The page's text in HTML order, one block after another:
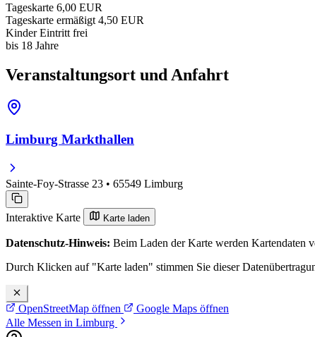
Tageskarte 6,00 EUR
Tageskarte ermäßigt 4,50 EUR
Kinder Eintritt frei
bis 18 Jahre
Veranstaltungsort und Anfahrt
Limburg Markthallen
Sainte-Foy-Strasse 23 • 65549 Limburg
Interaktive Karte Karte laden
Datenschutz-Hinweis: Beim Laden der Karte werden Kartendaten
Durch Klicken auf "Karte laden" stimmen Sie dieser
OpenStreetMap öffnen
Google Maps öffnen
Alle Messen in Limburg